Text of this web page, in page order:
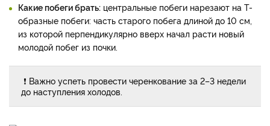
Какие побеги брать: центральные побеги нарезают на Т-
образные побеги: часть старого побега длиной до 10 см,
из которой перпендикулярно вверх начал расти новый
молодой побег из почки.
❗ Важно успеть провести черенкование за 2–3 недели
до наступления холодов.